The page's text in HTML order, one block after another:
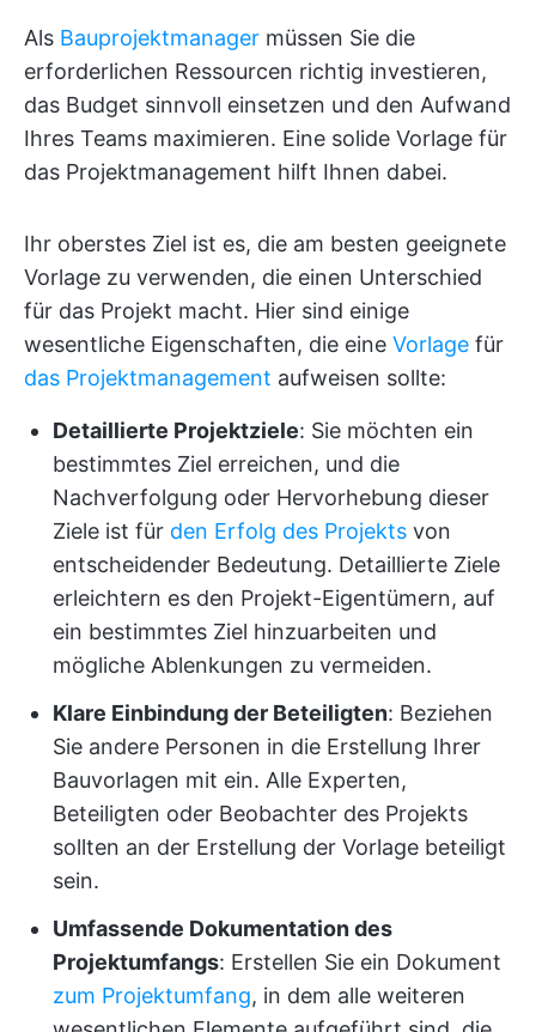
Als Bauprojektmanager müssen Sie die
erforderlichen Ressourcen richtig investieren,
das Budget sinnvoll einsetzen und den Aufwand
Ihres Teams maximieren. Eine solide Vorlage für
das Projektmanagement hilft Ihnen dabei.
Ihr oberstes Ziel ist es, die am besten geeignete
Vorlage zu verwenden, die einen Unterschied
für das Projekt macht. Hier sind einige
wesentliche Eigenschaften, die eine Vorlage für
das Projektmanagement aufweisen sollte:
Detaillierte Projektziele: Sie möchten ein
bestimmtes Ziel erreichen, und die
Nachverfolgung oder Hervorhebung dieser
Ziele ist für den Erfolg des Projekts von
entscheidender Bedeutung. Detaillierte Ziele
erleichtern es den Projekt-Eigentümern, auf
ein bestimmtes Ziel hinzuarbeiten und
mögliche Ablenkungen zu vermeiden.
Klare Einbindung der Beteiligten: Beziehen
Sie andere Personen in die Erstellung Ihrer
Bauvorlagen mit ein. Alle Experten,
Beteiligten oder Beobachter des Projekts
sollten an der Erstellung der Vorlage beteiligt
sein.
Umfassende Dokumentation des
Projektumfangs: Erstellen Sie ein Dokument
zum Projektumfang, in dem alle weiteren